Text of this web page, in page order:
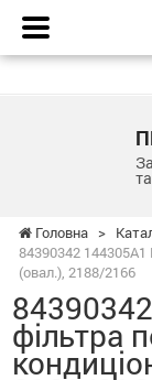
Головна >
84390342 144305A1
(овал.), 2188/2166
фільтра